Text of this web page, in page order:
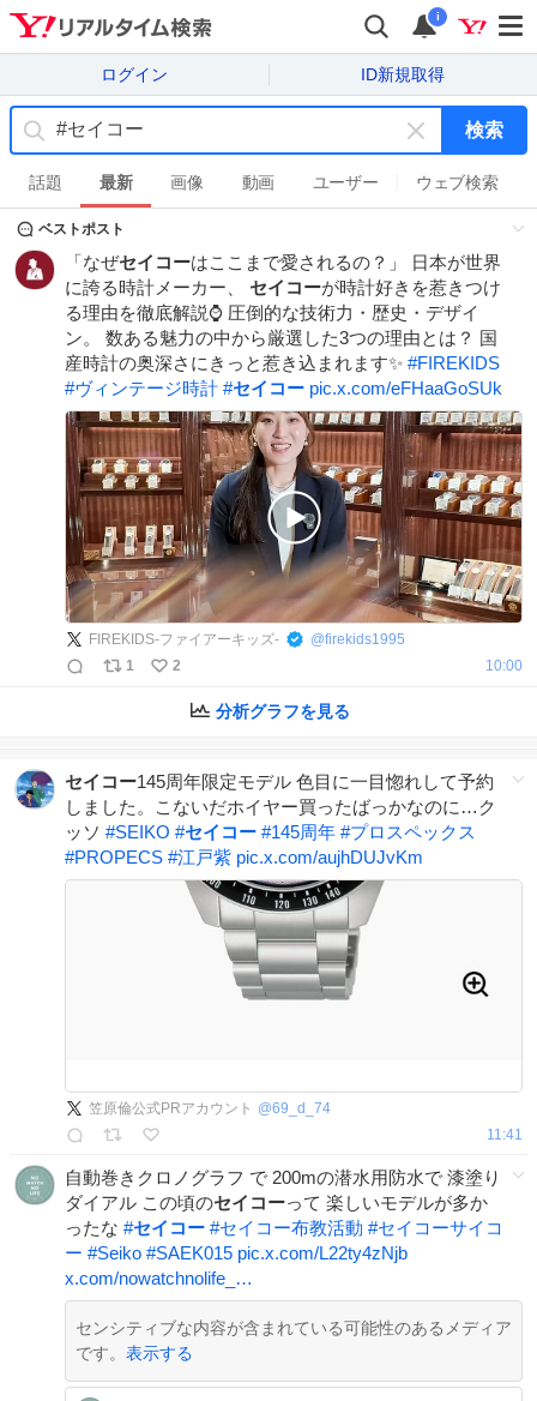
i
ログイン ID新規取得
キ
ー
ワ
ド
を
消
す
検索
話題 最新 画像 動画 ユーザー ウェブ検索
ベストポスト
「なぜセイコーはここまで愛されるの？」 日本が世界
に誇る時計メーカー、 セイコーが時計好きを惹きつけ
る理由を徹底解説⌚️ 圧倒的な技術力・歴史・デザイ
ン。 数ある魅力の中から厳選した3つの理由とは？ 国
産時計の奥深さにきっと惹き込まれます✨ #FIREKIDS
#ヴィンテージ時計 #セイコー pic.x.com/eFHaaGoSUk
FIREKIDS-ファイアーキッズ- @firekids1995
1
2 10:00
分析グラフを見る
セイコー145周年限定モデル 色目に一目惚れして予約
しました。こないだホイヤー買ったばっかなのに…ク
ッソ #SEIKO #セイコー #145周年 #プロスペックス
#PROPECS #江戸紫 pic.x.com/aujhDUJvKm
笠原倫公式PRアカウント @69_d_74
11:41
自動巻きクロノグラフ で 200mの潜水用防水で 漆塗り
ダイアル この頃のセイコーって 楽しいモデルが多か
ったな #セイコー #セイコー布教活動 #セイコーサイコ
ー #Seiko #SAEK015 pic.x.com/L22ty4zNjb
x.com/nowatchnolife_…
センシティブな内容が含まれている可能性のあるメディア
です。 表示する